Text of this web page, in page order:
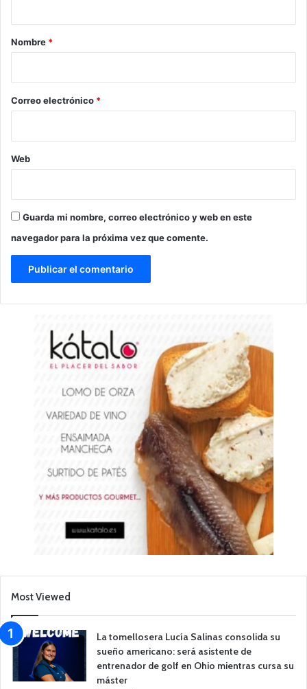
r
*
Nombre *
Correo electrónico *
Web
Guarda mi nombre, correo electrónico y web en este
navegador para la próxima vez que comente.
Most Viewed
La tomellosera Lucía Salinas consolida su
sueño americano: será asistente de
entrenador de golf en Ohio mientras cursa su
máster